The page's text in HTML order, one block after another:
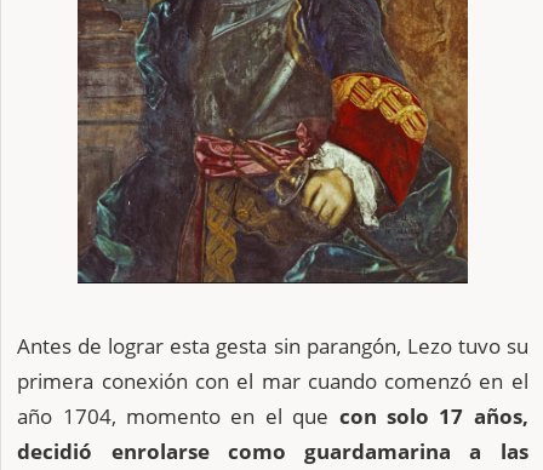
Antes de lograr esta gesta sin parangón, Lezo tuvo su
primera conexión con el mar cuando comenzó en el
año 1704, momento en el que con solo 17 años,
decidió enrolarse como guardamarina a las